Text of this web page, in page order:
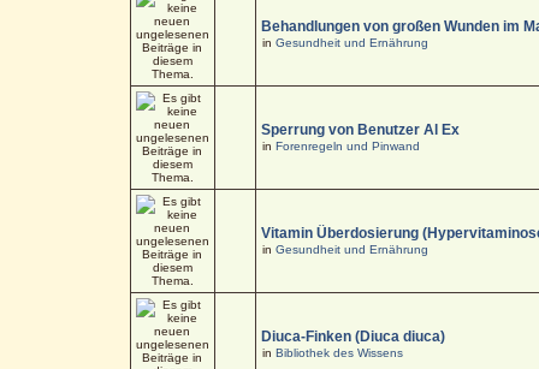
Behandlungen von großen Wunden im
in Gesundheit und Ernährung
Sperrung von Benutzer Al Ex
in Forenregeln und Pinwand
Vitamin Überdosierung
in Gesundheit und Ernährung
Diuca-Finken (Diuca diuca)
in Bibliothek des Wissens